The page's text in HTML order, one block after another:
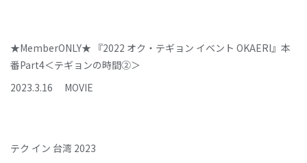
★MemberONLY★ 『2022 オク・テギョン イベント OKAERI』本
番Part4＜テギョンの時間②＞
2023.3.16 MOVIE
テク イン 台湾 2023